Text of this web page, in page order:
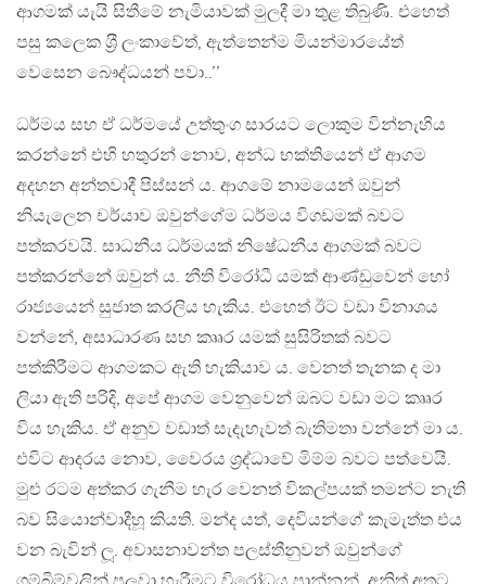
ආගමක් යැයි සිතීමේ නැමියාවක් මුලදී මා තුළ තිබුණි. එහෙත්
පසු කලෙක ශ‍්‍රී ලංකාවේත්, ඇත්තෙන්ම මියන්මාරයේත්
වෙසෙන බෞද්ධයන් පවා..’’
ධර්මය සහ ඒ ධර්මයේ උත්තුංග සාරයට ලොකුම වින්නැහිය
කරන්නේ එහි හතුරන් නොව, අන්ධ භක්තියෙන් ඒ ආගම
අදහන අන්තවාදී පිස්සන් ය. ආගමේ නාමයෙන් ඔවුන්
නියැලෙන චර්යාව ඔවුන්ගේම ධර්මය විගඩමක් බවට
පත්කරවයි. සාධනීය ධර්මයක් නිෂේධනීය ආගමක් බවට
පත්කරන්නේ ඔවුන් ය. නීති විරෝධී යමක් ආණ්ඩුවෙන් හෝ
රාජ්‍යයෙන් සුජාත කරලිය හැකිය. එහෙත් ඊට වඩා විනාශය
වන්නේ, අසාධාරණ සහ කෲර යමක් සුසිරිතක් බවට
පත්කිරීමට ආගමකට ඇති හැකියාව ය. වෙනත් තැනක ද මා
ලියා ඇති පරිදි, අපේ ආගම වෙනුවෙන් ඔබට වඩා මට කෲර
විය හැකිය. ඒ අනුව වඩාත් සැදැහැවත් බැතිමතා වන්නේ මා ය.
එවිට ආදරය නොව, වෛරය ශ‍්‍රද්ධාවේ මිම්ම බවට පත්වෙයි.
මුළු රටම අත්කර ගැනීම හැර වෙනත් විකල්පයක් තමන්ට නැති
බව සියොන්වාදීහූ කියති. මන්ද යත්, දෙවියන්ගේ කැමැත්ත එය
වන බැවින් ලූ. අවාසනාවන්ත පලස්තීනුවන් ඔවුන්ගේ